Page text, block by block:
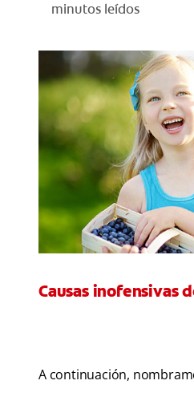
minutos leídos
Causas inofensivas
A continuación,